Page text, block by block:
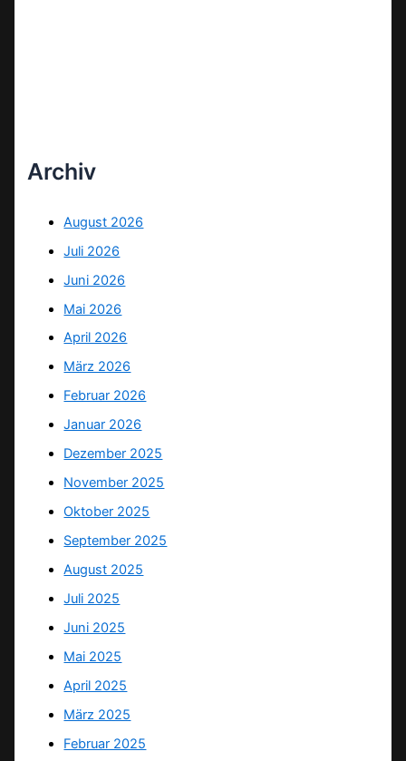
Archiv
August 2026
Juli 2026
Juni 2026
Mai 2026
April 2026
März 2026
Februar 2026
Januar 2026
Dezember 2025
November 2025
Oktober 2025
September 2025
August 2025
Juli 2025
Juni 2025
Mai 2025
April 2025
März 2025
Februar 2025